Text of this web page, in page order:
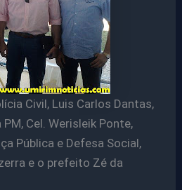
Civil, Luis Carlos Dantas,
Cel. Werisleik Ponte,
Pública e Defesa Social,
e o prefeito Zé da